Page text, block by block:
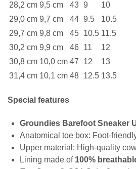
28,2 cm 9,5 cm 43 9
10
29,0 cm 9,7 cm 44 9.5
10.5
29,7 cm 9,8 cm 45 10.5 11.5
30,2 cm 9,9 cm 46 11
12
30,8 cm 10,0 cm 47 12
13
31,4 cm 10,1 cm 48 12.5 13.5
Special features
Groundies Barefoot Sneaker
Anatomical toe box: Foot-
Upper material: High-quality
Lining made of 100%